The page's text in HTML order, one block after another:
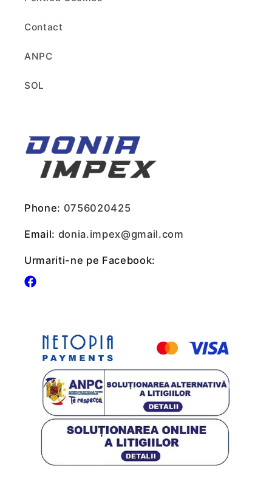
Contact
ANPC
SOL
Phone: 0756020425
Email: donia.impex@gmail.com
Urmariti-ne pe Facebook:
Facebook